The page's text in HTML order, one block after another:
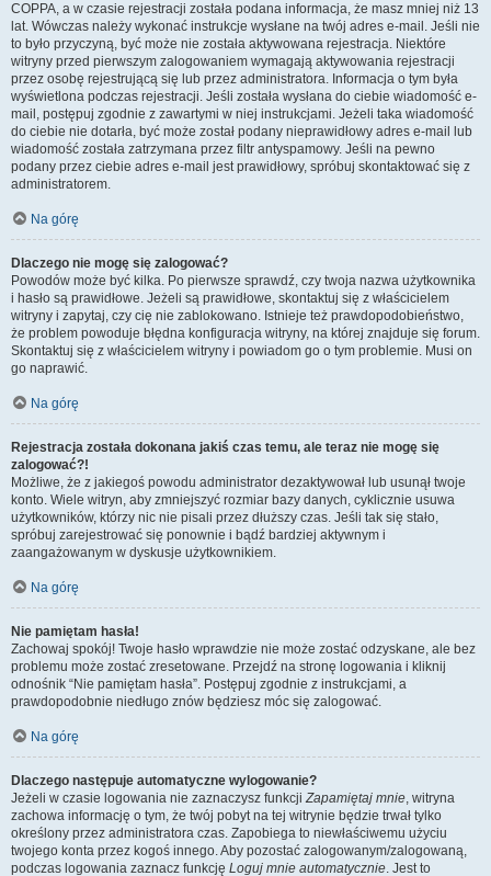
COPPA, a w czasie rejestracji została podana informacja, że masz mniej niż 13
lat. Wówczas należy wykonać instrukcje wysłane na twój adres e-mail. Jeśli nie
to było przyczyną, być może nie została aktywowana rejestracja. Niektóre
witryny przed pierwszym zalogowaniem wymagają aktywowania rejestracji
przez osobę rejestrującą się lub przez administratora. Informacja o tym była
wyświetlona podczas rejestracji. Jeśli została wysłana do ciebie wiadomość e-
mail, postępuj zgodnie z zawartymi w niej instrukcjami. Jeżeli taka wiadomość
do ciebie nie dotarła, być może został podany nieprawidłowy adres e-mail lub
wiadomość została zatrzymana przez filtr antyspamowy. Jeśli na pewno
podany przez ciebie adres e-mail jest prawidłowy, spróbuj skontaktować się z
administratorem.
Na górę
Dlaczego nie mogę się zalogować?
Powodów może być kilka. Po pierwsze sprawdź, czy twoja nazwa użytkownika
i hasło są prawidłowe. Jeżeli są prawidłowe, skontaktuj się z właścicielem
witryny i zapytaj, czy cię nie zablokowano. Istnieje też prawdopodobieństwo,
że problem powoduje błędna konfiguracja witryny, na której znajduje się forum.
Skontaktuj się z właścicielem witryny i powiadom go o tym problemie. Musi on
go naprawić.
Na górę
Rejestracja została dokonana jakiś czas temu, ale teraz nie mogę się
zalogować?!
Możliwe, że z jakiegoś powodu administrator dezaktywował lub usunął twoje
konto. Wiele witryn, aby zmniejszyć rozmiar bazy danych, cyklicznie usuwa
użytkowników, którzy nic nie pisali przez dłuższy czas. Jeśli tak się stało,
spróbuj zarejestrować się ponownie i bądź bardziej aktywnym i
zaangażowanym w dyskusje użytkownikiem.
Na górę
Nie pamiętam hasła!
Zachowaj spokój! Twoje hasło wprawdzie nie może zostać odzyskane, ale bez
problemu może zostać zresetowane. Przejdź na stronę logowania i kliknij
odnośnik “Nie pamiętam hasła”. Postępuj zgodnie z instrukcjami, a
prawdopodobnie niedługo znów będziesz móc się zalogować.
Na górę
Dlaczego następuje automatyczne wylogowanie?
Jeżeli w czasie logowania nie zaznaczysz funkcjiZapamiętaj mnie, witryna
zachowa informację o tym, że twój pobyt na tej witrynie będzie trwał tylko
określony przez administratora czas. Zapobiega to niewłaściwemu użyciu
twojego konta przez kogoś innego. Aby pozostać zalogowanym/zalogowaną,
podczas logowania zaznacz funkcję Loguj mnie automatycznie. Jest to